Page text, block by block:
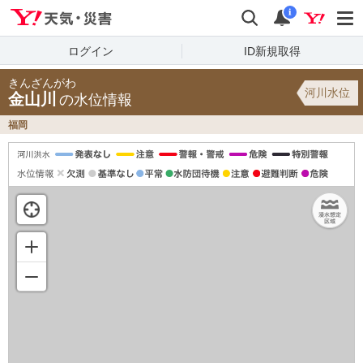
検索 通知
i
ログイン ID新規取得
きんざんがわ
金山川 の水位情報 河川水位
福岡